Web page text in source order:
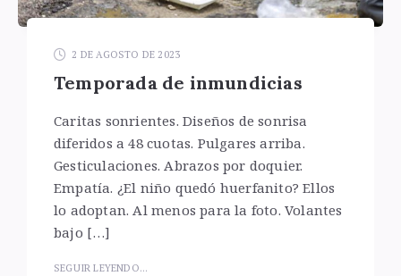
2 DE AGOSTO DE 2023
Temporada de inmundicias
Caritas sonrientes. Diseños de sonrisa
diferidos a 48 cuotas. Pulgares arriba.
Gesticulaciones. Abrazos por doquier.
Empatía. ¿El niño quedó huerfanito? Ellos
lo adoptan. Al menos para la foto. Volantes
bajo […]
SEGUIR LEYENDO...